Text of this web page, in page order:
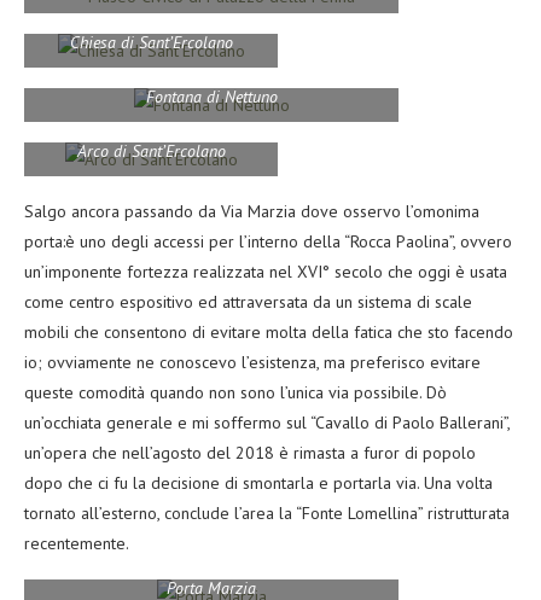
Chiesa di Sant’Ercolano
Fontana di Nettuno
Arco di Sant’Ercolano
Salgo ancora passando da Via Marzia dove osservo l’omonima
porta:è uno degli accessi per l’interno della “Rocca Paolina”, ovvero
un’imponente fortezza realizzata nel XVI° secolo che oggi è usata
come centro espositivo ed attraversata da un sistema di scale
mobili che consentono di evitare molta della fatica che sto facendo
io; ovviamente ne conoscevo l’esistenza, ma preferisco evitare
queste comodità quando non sono l’unica via possibile. Dò
un’occhiata generale e mi soffermo sul “Cavallo di Paolo Ballerani”,
un’opera che nell’agosto del 2018 è rimasta a furor di popolo
dopo che ci fu la decisione di smontarla e portarla via. Una volta
tornato all’esterno, conclude l’area la “Fonte Lomellina” ristrutturata
recentemente.
Porta Marzia